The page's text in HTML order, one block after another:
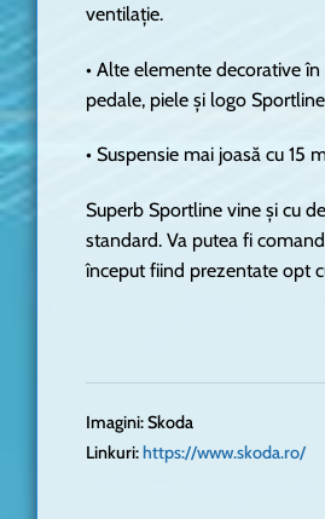
ventilație.
• Alte elemente decorative
pedale, piele și logo
• Suspensie mai joasă cu
Superb Sportline vine și cu
standard. Va putea fi
început fiind prezentate opt
Imagini: Skoda
Linkuri:https://www.skoda.ro/